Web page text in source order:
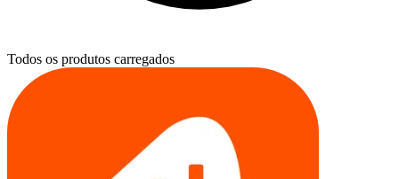
Todos os produtos carregados